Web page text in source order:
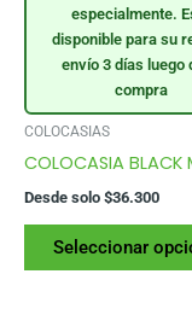
especialmente.
disponible para su
envío 3 días luego
compra
COLOCASIAS
COLOCASIA BLACK
Desde solo $36.300
Seleccionar